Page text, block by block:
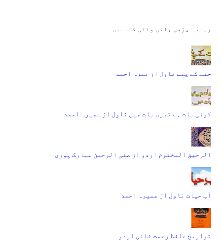
زیادہ پڑھی جانی والی کتابیں
جنت کے پتے ناول از نمرہ احمد
کوئی بات ہے تیری بات میں ناول از عمیرہ احمد
الرحیق المختوم اردو از صفی الرحمن مبارک پوری
آب حیات ناول از عمیرہ احمد
تواریخ حافظ رحمت خانی اردو